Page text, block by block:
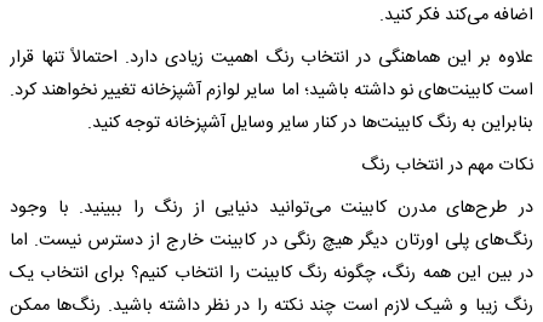
اضافه می‌کند فکر کنید.
علاوه بر این هماهنگی در انتخاب رنگ اهمیت زیادی دارد. احتمالاً تنها قرار
است کابینت‌های نو داشته باشید؛ اما سایر لوازم آشپزخانه تغییر نخواهند کرد.
بنابراین به رنگ کابینت‌ها در کنار سایر وسایل آشپزخانه توجه کنید.
نکات مهم در انتخاب رنگ
در طرح‌های مدرن کابینت می‌توانید دنیایی از رنگ را ببینید. با وجود
رنگ‌های پلی اورتان دیگر هیچ رنگی در کابینت خارج از دسترس نیست. اما
در بین این همه رنگ، چگونه رنگ کابینت را انتخاب کنیم؟ برای انتخاب یک
رنگ زیبا و شیک لازم است چند نکته را در نظر داشته باشید. رنگ‌ها ممکن